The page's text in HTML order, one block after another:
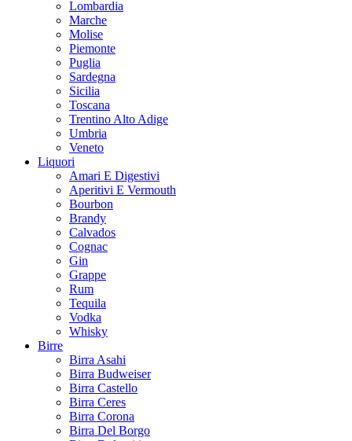
Lombardia
Marche
Molise
Piemonte
Puglia
Sardegna
Sicilia
Toscana
Trentino Alto Adige
Umbria
Veneto
Liquori
Amari E Digestivi
Aperitivi E Vermouth
Bourbon
Brandy
Calvados
Cognac
Gin
Grappe
Rum
Tequila
Vodka
Whisky
Birre
Birra Asahi
Birra Budweiser
Birra Castello
Birra Ceres
Birra Corona
Birra Del Borgo